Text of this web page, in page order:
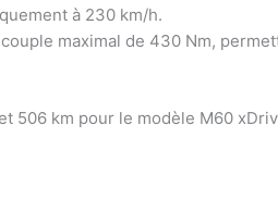
à 230 km/h.
maximal de 430 Nm,
506 km pour le modèle M60